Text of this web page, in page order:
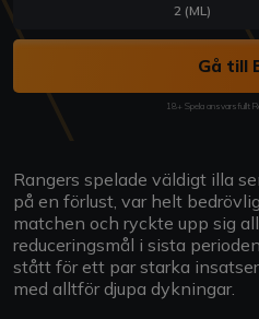
2 (ML)
Gå till
18+ Spela ansvarsfullt
Rangers spelade väldigt illa
på en förlust, var helt
matchen och ryckte upp sig
reduceringsmål i sista
stått för ett par starka
med alltför djupa dykningar.